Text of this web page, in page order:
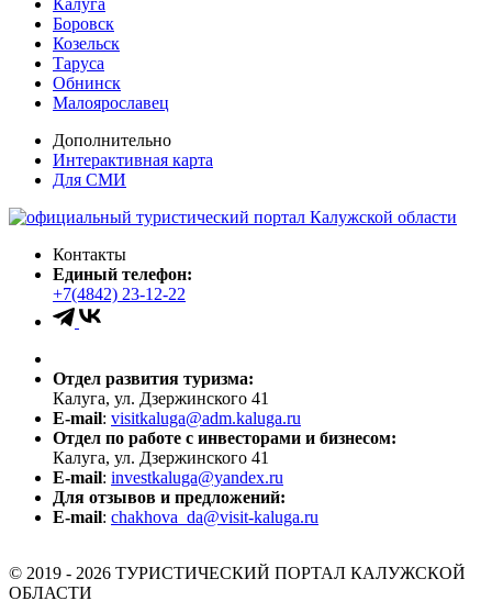
Калуга
Боровск
Козельск
Таруса
Обнинск
Малоярославец
Дополнительно
Интерактивная карта
Для СМИ
Контакты
Единый телефон:
+7(4842) 23-12-22
Отдел развития туризма:
Калуга, ул. Дзержинского 41
E-mail: visitkaluga@adm.kaluga.ru
Отдел по работе с инвесторами и бизнесом:
Калуга, ул. Дзержинского 41
E-mail: investkaluga@yandex.ru
Для отзывов и предложений:
E-mail: chakhova_da@visit-kaluga.ru
© 2019 - 2026 ТУРИСТИЧЕСКИЙ ПОРТАЛ КАЛУЖСКОЙ
ОБЛАСТИ